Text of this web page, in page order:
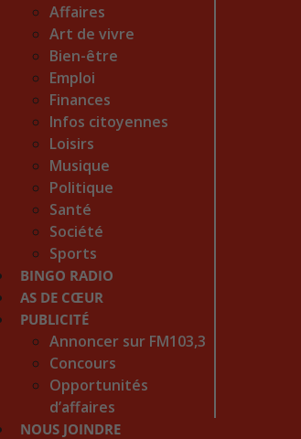
Affaires
Art de vivre
Bien-être
Emploi
Finances
Infos citoyennes
Loisirs
Musique
Politique
Santé
Société
Sports
BINGO RADIO
AS DE CŒUR
PUBLICITÉ
Annoncer sur FM103,3
Concours
Opportunités
d’affaires
NOUS JOINDRE